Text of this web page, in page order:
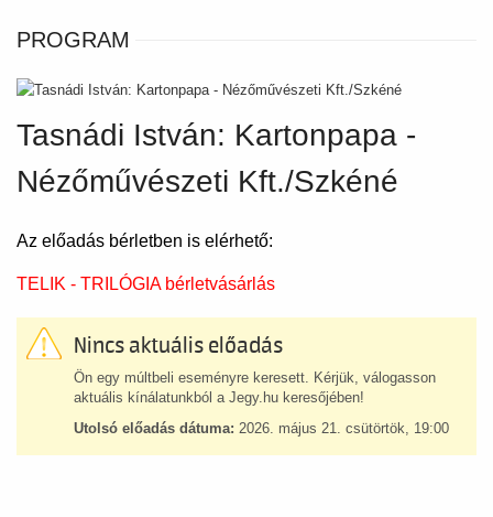
PROGRAM
Tasnádi István: Kartonpapa -
Nézőművészeti Kft./Szkéné
Az előadás bérletben is elérhető:
TELIK - TRILÓGIA bérletvásárlás
Nincs aktuális előadás
Ön egy múltbeli eseményre keresett. Kérjük, válogasson
aktuális kínálatunkból a Jegy.hu keresőjében!
Utolsó előadás dátuma: 2026. május 21. csütörtök, 19:00